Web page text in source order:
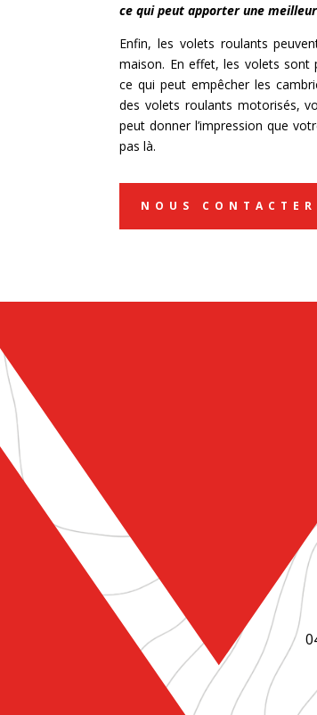
ce qui peut apporter une
Enfin, les volets roulants
maison. En effet, les volets sont
ce qui peut empêcher les
des volets roulants motorisés,
peut donner l’impression que
pas là.
NOUS CONTACTER